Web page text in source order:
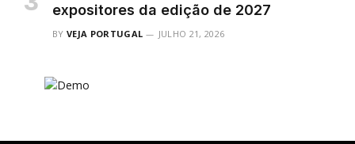
expositores da edição de 2027
BY VEJA PORTUGAL JULHO 21, 2026